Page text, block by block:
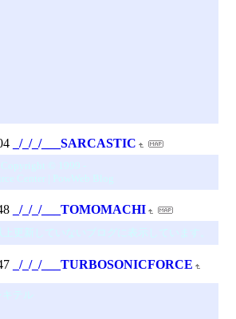
_/_/_/___SARCASTIC
Copyright © 1999 -
Center | PowWeb Blog
_/_/_/___TOMOMACHI
上更新していないブログに表示しています。
_/_/_/___TURBOSONICFORCE
テル